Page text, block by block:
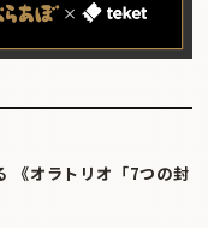
《オラトリオ「7つの封